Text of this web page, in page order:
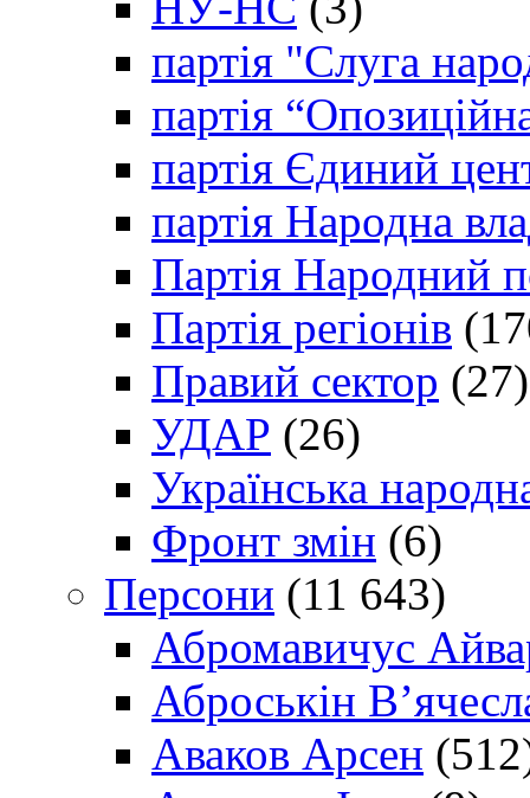
партія "Слуга
партія
партія Єдиний
партія Народна
Партія Народний
Партія регіонів
Правий сектор (27)
УДАР (26)
Українська
Фронт змін (6)
Персони (11 643)
Абромавичус
Аброськін
Аваков Арсен